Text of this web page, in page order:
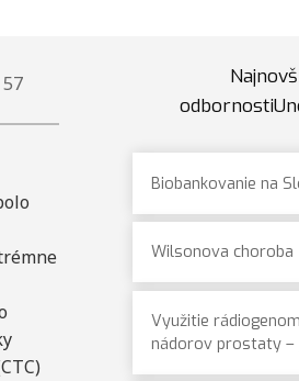
Biobankovanie na
Wilsonova choroba
Využitie
nádorov prostaty –